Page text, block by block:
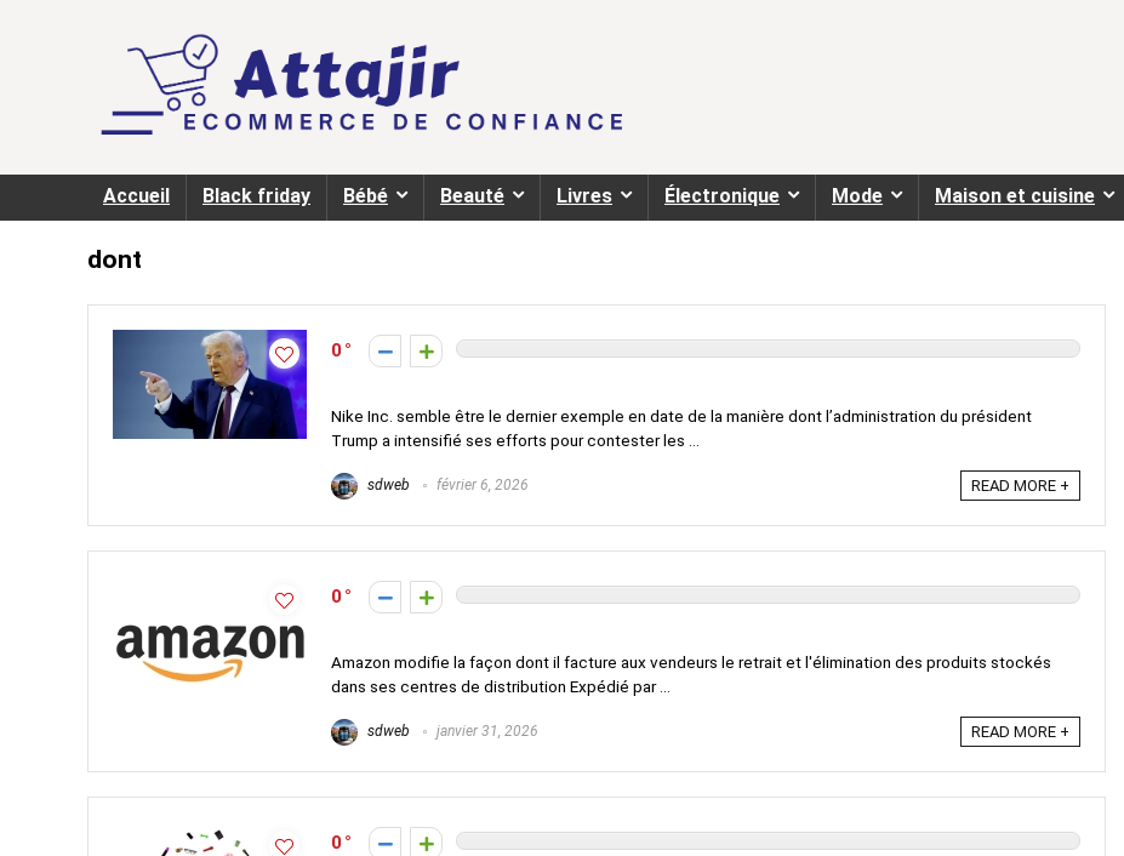
Accueil Black friday Bébé Beauté Livres Électronique Mode Maison et cuisine
dont
0
Nike Inc. semble être le dernier exemple en date de la manière dont l’administration du président
Trump a intensifié ses efforts pour contester les ...
sdweb février 6, 2026 READ MORE +
0
Amazon modifie la façon dont il facture aux vendeurs le retrait et l'élimination des produits stockés
dans ses centres de distribution Expédié par ...
sdweb janvier 31, 2026 READ MORE +
0